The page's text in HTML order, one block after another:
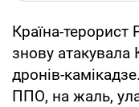
Країна-терорист
знову
дронів-
ППО, на жаль,